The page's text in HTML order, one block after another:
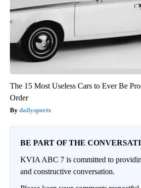
The 15 Most Useless Cars to Ever Be
Order
dailysportx
BE PART OF THE
KVIA ABC 7 is committed to
and constructive conversation.